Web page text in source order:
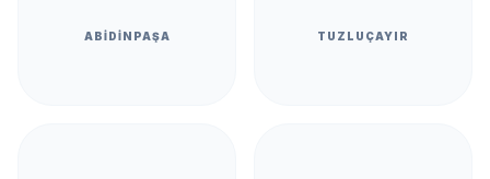
ABIDINPAŞA TUZLUÇAYIR